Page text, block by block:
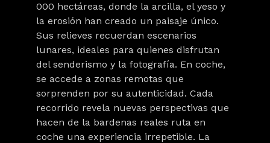
000 hectáreas, donde la arcilla, el yeso y
la erosión han creado un paisaje único.
Sus relieves recuerdan escenarios
lunares, ideales para quienes disfrutan
del senderismo y la fotografía. En coche,
se accede a zonas remotas que
sorprenden por su autenticidad. Cada
recorrido revela nuevas perspectivas que
hacen de la bardenas reales ruta en
coche una experiencia irrepetible. La